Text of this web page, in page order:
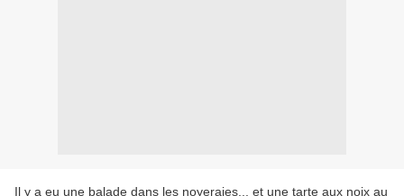
Il y a eu une balade dans les noyeraies... et une tarte aux noix au